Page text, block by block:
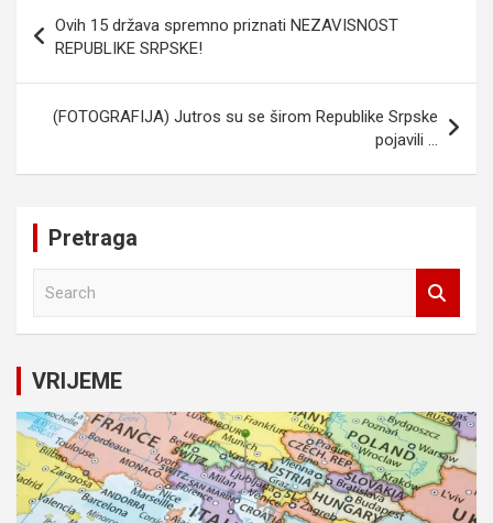
članaka
Ovih 15 država spremno priznati NEZAVISNOST
REPUBLIKE SRPSKE!
(FOTOGRAFIJA) Jutros su se širom Republike Srpske
pojavili …
Pretraga
c
h
VRIJEME